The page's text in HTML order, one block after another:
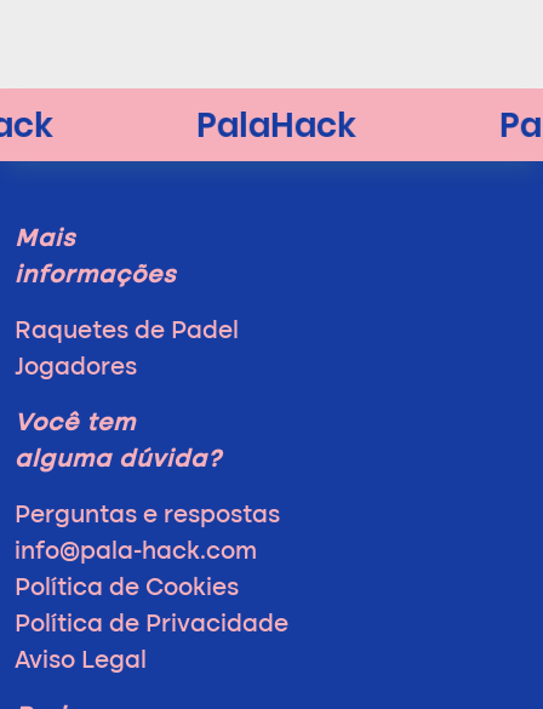
Mais
informações
Raquetes de Padel
Jogadores
Você tem
alguma dúvida?
Perguntas e respostas
info@pala-hack.com
Política de Cookies
Política de Privacidade
Aviso Legal